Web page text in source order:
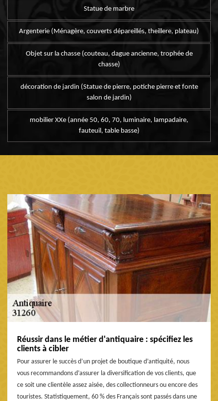
Statue de marbre
Argenterie (Ménagère, couverts dépareillés, theillere, plateau)
Objet sur la chasse (couteau, dague ancienne, trophée de
chasse)
décoration de jardin (Statue de pierre, potiche pierre et fonte
salon de jardin)
mobilier XXe (année 50, 60, 70, luminaire, lampadaire,
fauteuil, table basse)
Réussir dans le métier d'antiquaire : spécifiez les
clients à cibler
Pour assurer le succès d’un projet de boutique d’antiquité, nous
vous recommandons d’assurer la diversification de vos clients, que
ce soit une clientèle assez aisée, des collectionneurs ou encore des
touristes. Statistiquement, 60 % des Français sont passés dans une